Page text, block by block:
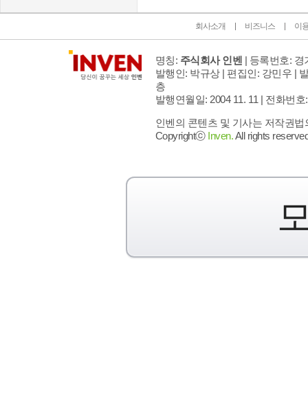
회사소개 비즈니스 이
명칭: 주식회사 인벤 | 등록번호: 경
발행인: 박규상 | 편집인: 강민우 |
층
발행연월일: 2004 11. 11 | 전화번호
인벤의 콘텐츠 및 기사는 저작권
Copyrightⓒ Inven.All rights